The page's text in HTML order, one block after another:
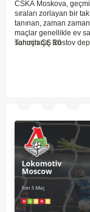
CSKA Moskova,
sıraları zorlayan bir
tanınan, zaman
maçlar genellikle ev
sonuçlanır. Rostov
göstermektedir.
göz önüne
kaybetmeyeceğini
Tahmin ÇŞ 10